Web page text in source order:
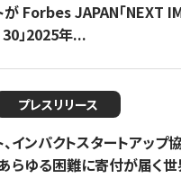
が Forbes JAPAN「NEXT
」2025年...
プレスリリース
インパクトスタートアッ
あらゆる困難に寄付が届く